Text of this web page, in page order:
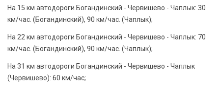
На 15 км автодороги Богандинский - Червишево - Чаплык: 30
км/час. (Богандинский), 90 км/час. (Чаплык);
На 22 км автодороги Богандинский - Червишево - Чаплык: 70
км/час. (Богандинский), 90 км/час. (Чаплык);
На 31 км автодороги Богандинский - Червишево - Чаплык
(Червишево): 60 км/час;